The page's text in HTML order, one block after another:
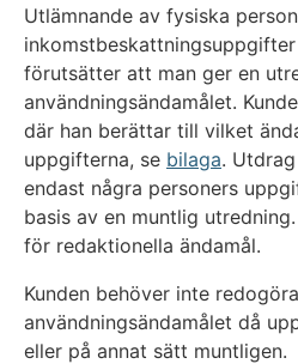
Utlämnande av fysiska
förutsätter att man ger en
användningsändamålet.
där han berättar till vilket
uppgifterna, se bilaga.
endast några personers
basis av en muntlig
för redaktionella ändamål.
Kunden behöver inte
användningsändamålet då
eller på annat sätt muntligen.